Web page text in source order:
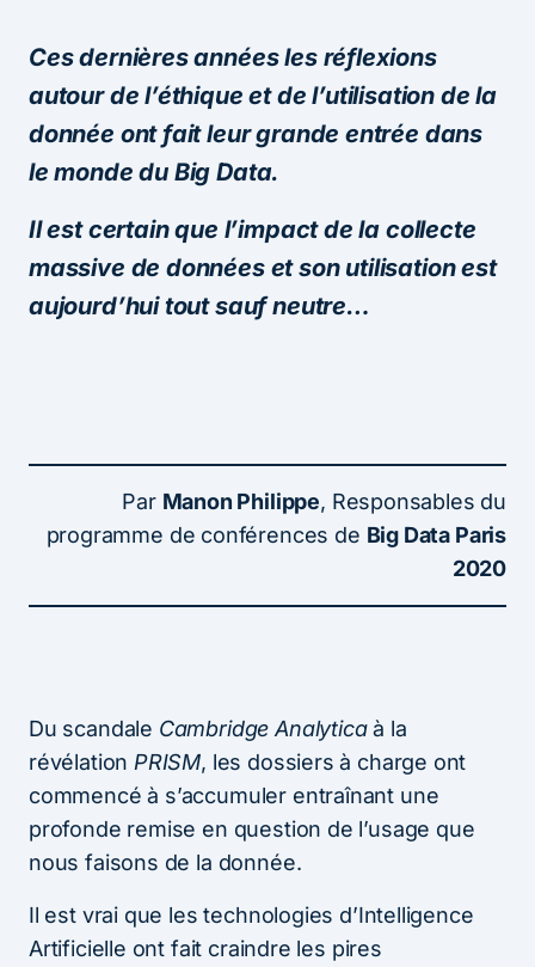
Ces dernières années les réflexions
autour de l’éthique et de l’utilisation de la
donnée ont fait leur grande entrée dans
le monde du Big Data.
Il est certain que l’impact de la collecte
massive de données et son utilisation est
aujourd’hui tout sauf neutre…
Par Manon Philippe, Responsables du
programme de conférences de Big Data Paris
2020
Du scandale Cambridge Analyticaà la
révélation PRISM, les dossiers à charge ont
commencé à s’accumuler entraînant une
profonde remise en question de l’usage que
nous faisons de la donnée.
Il est vrai que les technologies d’Intelligence
Artificielle ont fait craindre les pires